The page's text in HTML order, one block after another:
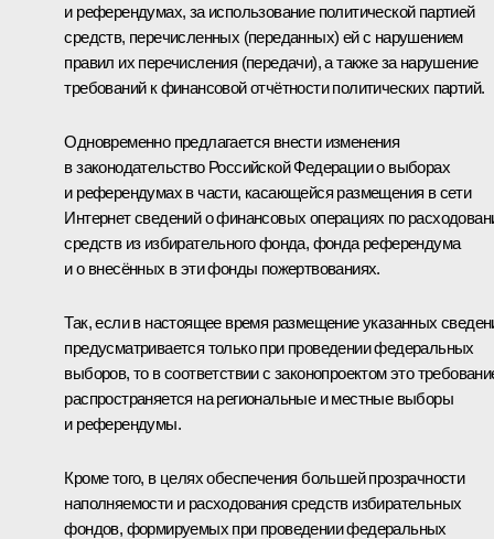
и референдумах, за использование политической партией
средств, перечисленных (переданных) ей с нарушением
правил их перечисления (передачи), а также за нарушение
требований к финансовой отчётности политических партий.
Одновременно предлагается внести изменения
в законодательство Российской Федерации о выборах
и референдумах в части, касающейся размещения в сети
Интернет сведений о финансовых операциях по
средств из избирательного фонда, фонда референдума
и о внесённых в эти фонды пожертвованиях.
Так, если в настоящее время размещение указанных
предусматривается только при проведении федеральных
выборов, то в соответствии с законопроектом это
распространяется на региональные и местные выборы
и референдумы.
Кроме того, в целях обеспечения большей прозрачности
наполняемости и расходования средств избирательных
фондов, формируемых при проведении федеральных